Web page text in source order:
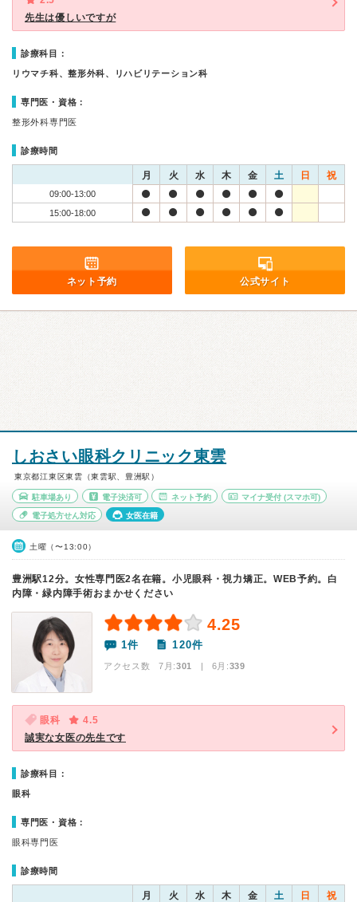
先生は優しいですが
診療科目：
リウマチ科、整形外科、リハビリテーション科
専門医・資格：
整形外科専門医
診療時間
月 火 水 木 金 土 日 祝
09:00-13:00
15:00-18:00
ネット予約 公式サイト
しおさい眼科クリニック東雲
東京都江東区東雲（東雲駅、豊洲駅）
駐車場あり 電子決済可 ネット予約 マイナ受付 (スマホ可)
電子処方せん対応 女医在籍
土曜（〜13:00）
豊洲駅12分。女性専門医2名在籍。小児眼科・視力矯正。WEB予約。白
内障・緑内障手術おまかせください
4.25
1件 120件
アクセス数 7月:301 | 6月:339
眼科
4.5
誠実な女医の先生です
診療科目：
眼科
専門医・資格：
眼科専門医
診療時間
月 火 水 木 金 土 日 祝